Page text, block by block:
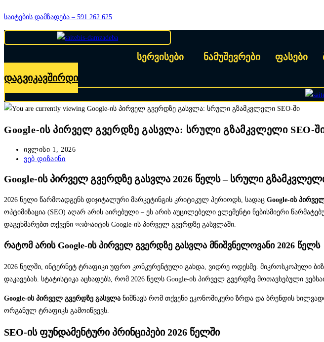
Skip
to
content
საიტების დამზადება – 591 262 625
სერვისები ნამუშევრები ფასები
დაგვიკავშირდი
Google-ის პირველ გვერდზე გასვლა: სრული გზამკვლელი SEO-
Post
published:
ივლისი 1, 2026
Post
ვებ დიზაინი
Google-ის პირველ გვერდზე გასვლა 2026 წელს – სრული
2026 წელი წარმოადგენს დიჯიტალური მარკეტინგის კრიტიკულ პერიოდს, სადაც Google-ის
ოპტიმიზაცია (SEO) აღარ არის აირებული – ეს არის აუცილებელი ელემენტი ნებისმიერი
დაგეხმარებთ თქვენი ওয়েბসაიტის Google-ის პირველ გვერდზე გასვლაში.
რატომ არის Google-ის პირველ გვერდზე გასვლა მნიშვნელოვანი 2026 წელს
2026 წელში, ინტერნეტ ტრაფიკი უფრო კონკურენტული გახდა, ვიდრე ოდესმე. მიკროსკოპული
დაკავებას. სტატისტიკა აცხადებს, რომ 2026 წელს Google-ის პირველ გვერდზე მოთავსებული
Google-ის პირველ გვერდზე გასვლა ნიშნავს რომ თქვენი ეკონომიკური ზრდა და ბრენდის
ორგანულ ტრაფიკს გამოიწვევს.
SEO-ის ფუნდამენტური პრინციპები 2026 წელში